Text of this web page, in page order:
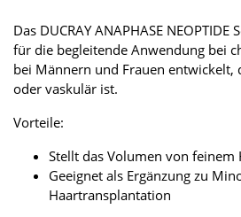
Das DUCRAY ANAPHASE
für die begleitende Anwendung bei
bei Männern und Frauen entwickelt,
oder vaskulär ist.
Vorteile:
Stellt das Volumen von feinem
Geeignet als Ergänzung zu
Haartransplantation